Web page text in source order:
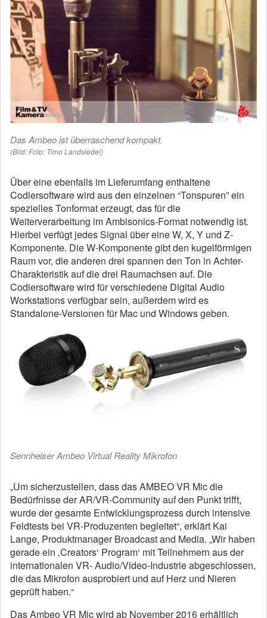
Das Ambeo ist überraschend kompakt.
(Bild: Foto: Timo Landsiedel)
Über eine ebenfalls im Lieferumfang enthaltene
Codiersoftware wird aus den einzelnen “Tonspuren” ein
spezielles Tonformat erzeugt, das für die
Weiterverarbeitung im Ambisonics-Format notwendig ist.
Hierbei verfügt jedes Signal über eine W, X, Y und Z-
Komponente. Die W-Komponente gibt den kugelförmigen
Raum vor, die anderen drei spannen den Ton in Achter-
Charakteristik auf die drei Raumachsen auf. Die
Codiersoftware wird für verschiedene Digital Audio
Workstations verfügbar sein, außerdem wird es
Standalone-Versionen für Mac und Windows geben.
Sennheiser Ambeo Virtual Reality Mikrofon
„Um sicherzustellen, dass das AMBEO VR Mic die
Bedürfnisse der AR/VR-Community auf den Punkt trifft,
wurde der gesamte Entwicklungsprozess durch intensive
Feldtests bei VR-Produzenten begleitet“, erklärt Kai
Lange, Produktmanager Broadcast and Media. „Wir haben
gerade ein ‚Creators‘ Program‘ mit Teilnehmern aus der
internationalen VR- Audio/Video-Industrie abgeschlossen,
die das Mikrofon ausprobiert und auf Herz und Nieren
geprüft haben.“
Das Ambeo VR Mic wird ab November 2016 erhältlich